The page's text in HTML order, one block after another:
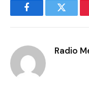
FacebookTwitter
Radio